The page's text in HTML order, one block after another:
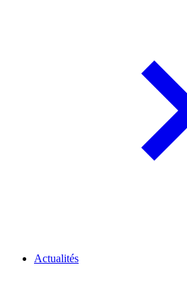
Actualités